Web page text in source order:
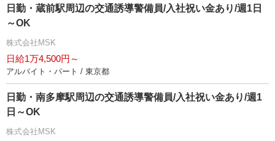
日勤・蔵前駅周辺の交通誘導警備員/入社祝い金あり/週1日
～OK
株式会社MSK
日給1万4,500円～
アルバイト・パート / 東京都
日勤・南多摩駅周辺の交通誘導警備員/入社祝い金あり/週1
日～OK
株式会社MSK